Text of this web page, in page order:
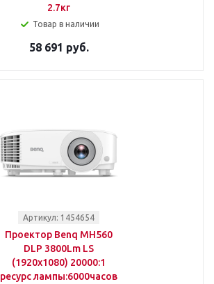
2.7кг
Товар в наличии
58 691 руб.
Артикул: 1454654
Проектор Benq MH560
DLP 3800Lm LS
(1920x1080) 20000:1
ресурс лампы:6000часов